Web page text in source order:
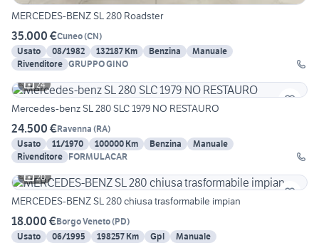
MERCEDES-BENZ SL 280 Roadster
35.000 €Cuneo(CN)
Usato
08/1982 132187 Km Benzina
Manuale
Rivenditore GRUPPO GINO
24
Mercedes-benz SL 280 SLC 1979 NO RESTAURO
24.500 €Ravenna (RA)
Usato
11/1970 100000 Km Benzina
Manuale
Rivenditore FORMULACAR
20
MERCEDES-BENZ SL 280 chiusa trasformabile impian
18.000 €Borgo Veneto(PD)
Usato
06/1995 198257 Km Gpl
Manuale